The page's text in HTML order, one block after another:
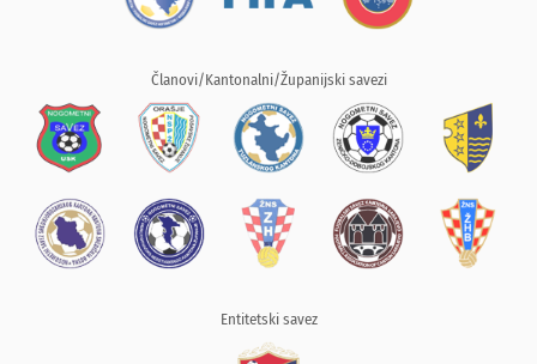
Članovi/Kantonalni/Županijski savezi
Entitetski savez